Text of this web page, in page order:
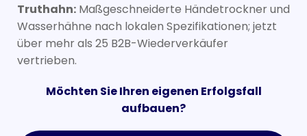
Truthahn: Maßgeschneiderte Händetrockner und
Wasserhähne nach lokalen Spezifikationen; jetzt
über mehr als 25 B2B-Wiederverkäufer
vertrieben.
Möchten Sie Ihren eigenen Erfolgsfall
aufbauen?